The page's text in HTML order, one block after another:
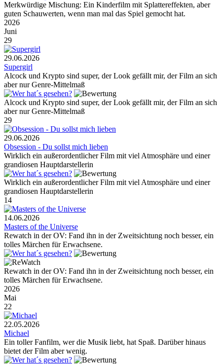
Merkwürdige Mischung: Ein Kinderfilm mit Splattereffekten, aber
guten Schauwerten, wenn man mal das Spiel gemocht hat.
2026
Juni
29
29.06.2026
Supergirl
Alcock und Krypto sind super, der Look gefällt mir, der Film an sich
aber nur Genre-Mittelmaß
Alcock und Krypto sind super, der Look gefällt mir, der Film an sich
aber nur Genre-Mittelmaß
29
29.06.2026
Obsession - Du sollst mich lieben
Wirklich ein außerordentlicher Film mit viel Atmosphäre und einer
grandiosen Hauptdarstellerin
Wirklich ein außerordentlicher Film mit viel Atmosphäre und einer
grandiosen Hauptdarstellerin
14
14.06.2026
Masters of the Universe
Rewatch in der OV: Fand ihn in der Zweitsichtung noch besser, ein
tolles Märchen für Erwachsene.
Rewatch in der OV: Fand ihn in der Zweitsichtung noch besser, ein
tolles Märchen für Erwachsene.
2026
Mai
22
22.05.2026
Michael
Ein toller Fanfilm, wer die Musik liebt, hat Spaß. Darüber hinaus
bietet der Film aber wenig.